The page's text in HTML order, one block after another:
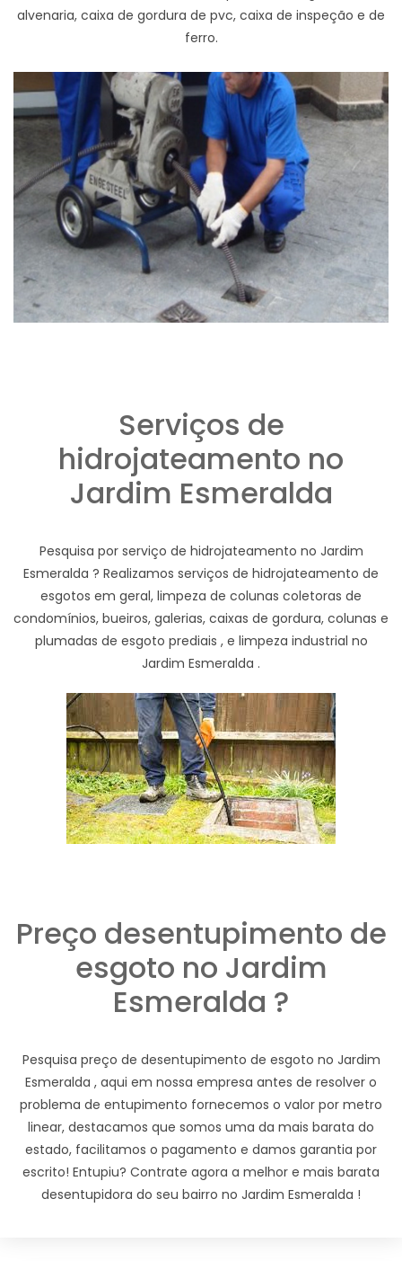
alvenaria, caixa de gordura de pvc, caixa de inspeção e de
ferro.
Serviços de
hidrojateamento no
Jardim Esmeralda
Pesquisa por serviço de hidrojateamento no Jardim
Esmeralda ? Realizamos serviços de hidrojateamento de
esgotos em geral, limpeza de colunas coletoras de
condomínios, bueiros, galerias, caixas de gordura, colunas e
plumadas de esgoto prediais , e limpeza industrial no
Jardim Esmeralda .
Preço desentupimento de
esgoto no Jardim
Esmeralda ?
Pesquisa preço de desentupimento de esgoto no Jardim
Esmeralda , aqui em nossa empresa antes de resolver o
problema de entupimento fornecemos o valor por metro
linear, destacamos que somos uma da mais barata do
estado, facilitamos o pagamento e damos garantia por
escrito! Entupiu? Contrate agora a melhor e mais barata
desentupidora do seu bairro no Jardim Esmeralda !